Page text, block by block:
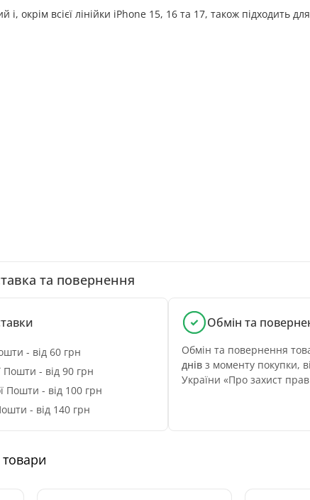
окрім всієї лінійки iPhone 15, 16 та 17, також підходить
та повернення
- від 60 грн
Пошти - від 90 грн
Пошти - від 100 грн
- від 140 грн
Обмін та
Обмін та повернення
днів з моменту покупки,
України «Про захист